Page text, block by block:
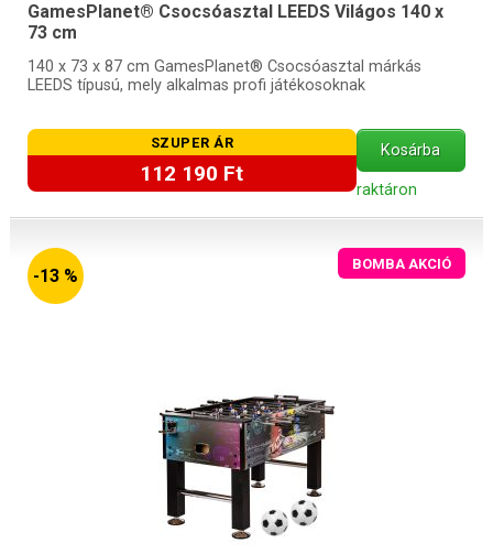
GamesPlanet® Csocsóasztal LEEDS Világos 140 x
73 cm
140 x 73 x 87 cm GamesPlanet® Csocsóasztal márkás
LEEDS típusú, mely alkalmas profi játékosoknak
SZUPER ÁR
112 190 Ft
Kosárba
raktáron
-13 %
BOMBA AKCIÓ